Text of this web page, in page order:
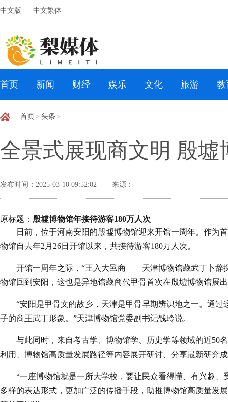
中文版 中文繁体
首页 新闻 财经 娱乐 文化 旅游 教
首页 > 头条 >
全景式展现商文明 殷墟
发布时间：2025-03-10 09:52:02 来源：
原标题： 殷墟博物馆年接待游客180万人次
日前，位于河南安阳的殷墟博物馆迎来开馆一周年。作为
物馆自去年2月26日开馆以来，共接待游客180万人次。
开馆一周年之际，“王入大邑商——天津博物馆藏武丁卜辞
物馆回到安阳，这也是异地馆藏商代甲骨首次在殷墟博物馆展
“安阳是甲骨文的故乡，天津是甲骨早期辨识地之一。通
子的商王武丁形象。”天津博物馆党委副书记钱玲说。
与此同时，来自考古学、博物馆学、历史学等领域的近50
利用、博物馆高质量发展路径等内容展开研讨、分享最新研究
“一座博物馆就是一所大学校，要让民众看得懂、有兴趣
多样的表达形式，更加广泛的传播手段，助推博物馆高质量发